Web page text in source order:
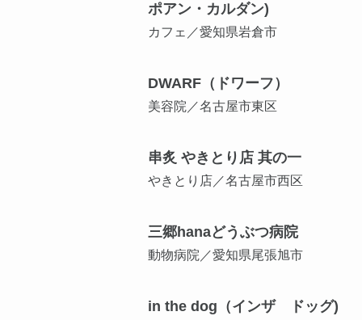
ポアン・カルダン)
カフェ／愛知県岩倉市
DWARF（ドワーフ）
美容院／名古屋市東区
串炙 やきとり店 其の一
やきとり店／名古屋市西区
三郷hanaどうぶつ病院
動物病院／愛知県尾張旭市
in the dog（インザ ドッグ)